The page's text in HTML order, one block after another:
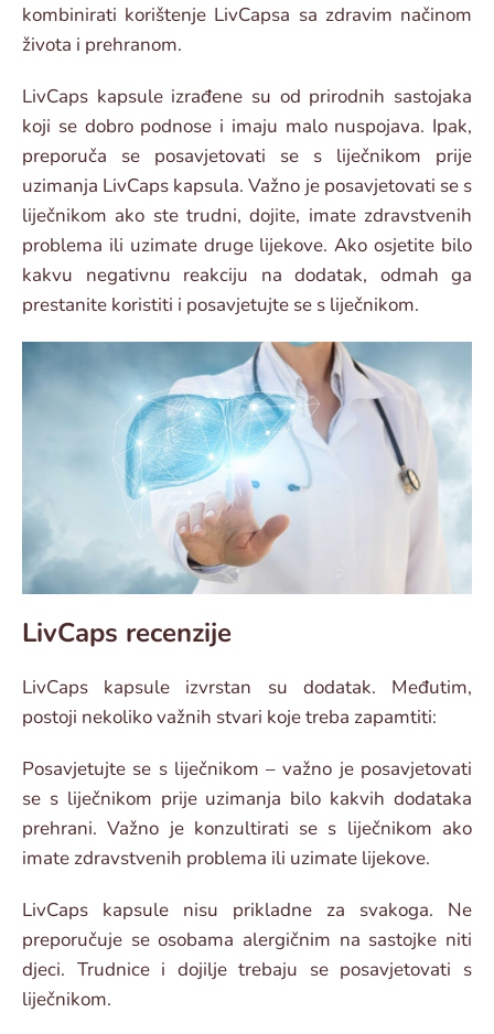
kombinirati korištenje LivCapsa sa zdravim načinom
života i prehranom.
LivCaps kapsule izrađene su od prirodnih sastojaka
koji se dobro podnose i imaju malo nuspojava. Ipak,
preporuča se posavjetovati se s liječnikom prije
uzimanja LivCaps kapsula. Važno je posavjetovati se s
liječnikom ako ste trudni, dojite, imate zdravstvenih
problema ili uzimate druge lijekove. Ako osjetite bilo
kakvu negativnu reakciju na dodatak, odmah ga
prestanite koristiti i posavjetujte se s liječnikom.
LivCaps recenzije
LivCaps kapsule izvrstan su dodatak. Međutim,
postoji nekoliko važnih stvari koje treba zapamtiti:
Posavjetujte se s liječnikom – važno je posavjetovati
se s liječnikom prije uzimanja bilo kakvih dodataka
prehrani. Važno je konzultirati se s liječnikom ako
imate zdravstvenih problema ili uzimate lijekove.
LivCaps kapsule nisu prikladne za svakoga. Ne
preporučuje se osobama alergičnim na sastojke niti
djeci. Trudnice i dojilje trebaju se posavjetovati s
liječnikom.